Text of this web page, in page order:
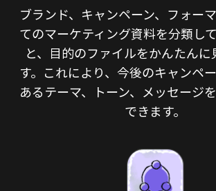
ブランド、キャンペーン、フォー
てのマーケティング資料を分類し
と、目的のファイルをかんたんに
す。これにより、今後のキャンペ
あるテーマ、トーン、メッセージ
できます。